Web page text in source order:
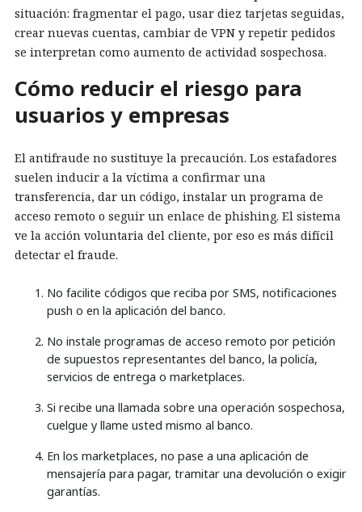
situación: fragmentar el pago, usar diez tarjetas seguidas,
crear nuevas cuentas, cambiar de VPN y repetir pedidos
se interpretan como aumento de actividad sospechosa.
Cómo reducir el riesgo para
usuarios y empresas
El antifraude no sustituye la precaución. Los estafadores
suelen inducir a la víctima a confirmar una
transferencia, dar un código, instalar un programa de
acceso remoto o seguir un enlace de phishing. El sistema
ve la acción voluntaria del cliente, por eso es más difícil
detectar el fraude.
No facilite códigos que reciba por SMS, notificaciones
push o en la aplicación del banco.
No instale programas de acceso remoto por petición
de supuestos representantes del banco, la policía,
servicios de entrega o marketplaces.
Si recibe una llamada sobre una operación sospechosa,
cuelgue y llame usted mismo al banco.
En los marketplaces, no pase a una aplicación de
mensajería para pagar, tramitar una devolución o exigir
garantías.